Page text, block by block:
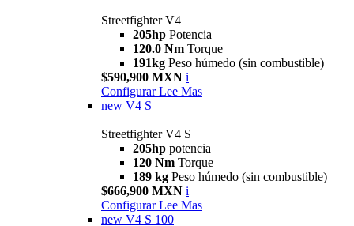
Streetfighter V4
205hp Potencia
120.0 Nm Torque
191kg Peso húmedo (sin combustible)
$590,900 MXN i
Configurar Lee Mas
new V4 S
Streetfighter V4 S
205hp potencia
120 Nm Torque
189 kg Peso húmedo (sin combustible)
$666,900 MXN i
Configurar Lee Mas
new V4 S 100